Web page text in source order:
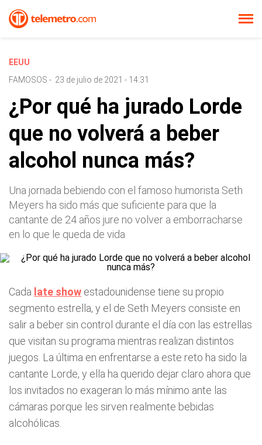
EEUU
FAMOSOS - 23 de julio de 2021 - 14:31
¿Por qué ha jurado Lorde
que no volverá a beber
alcohol nunca más?
Una jornada bebiendo con el famoso humorista Seth
Meyers ha sido más que suficiente para que la
cantante de 24 años jure no volver a emborracharse
en lo que le queda de vida
Cada late show estadounidense tiene su propio
segmento estrella, y el de Seth Meyers consiste en
salir a beber sin control durante el día con las estrellas
que visitan su programa mientras realizan distintos
juegos. La última en enfrentarse a este reto ha sido la
cantante Lorde, y ella ha querido dejar claro ahora que
los invitados no exageran lo más mínimo ante las
cámaras porque les sirven realmente bebidas
alcohólicas.